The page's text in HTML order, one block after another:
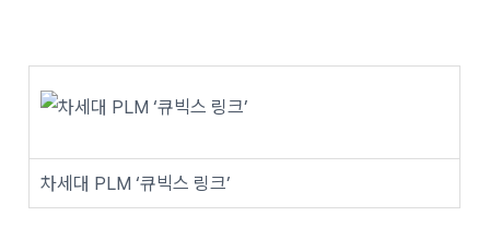
차세대 PLM ‘큐빅스 링크’